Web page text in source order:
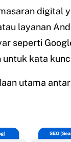
digital
layanan
seperti
untuk kata
utama